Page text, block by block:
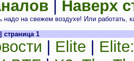
Наверх
надо на свежем воздухе! Или работать,
страница 1
Elite